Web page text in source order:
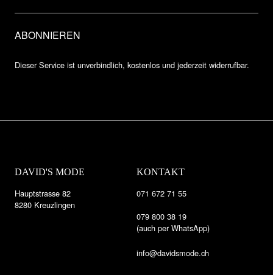
Dieser Service ist unverbindlich, kostenlos und jederzeit widerrufbar.
DAVID'S MODE
Hauptstrasse 82
8280 Kreuzlingen
KONTAKT
071 672 71 55
079 800 38 19
(auch per WhatsApp)
info@davidsmode.ch